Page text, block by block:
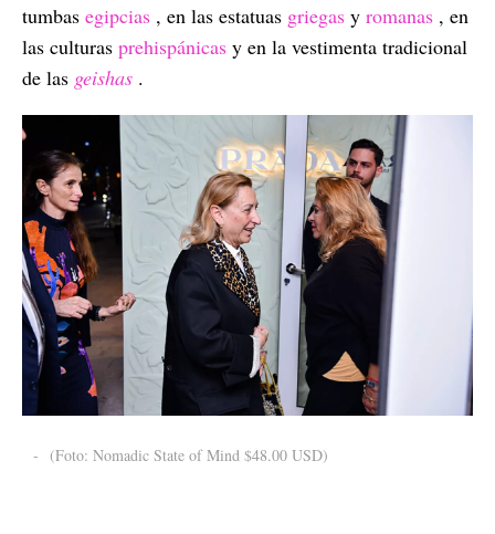
tumbas egipcias , en las estatuas griegas y romanas , en
las culturas prehispánicas y en la vestimenta tradicional
de las geishas .
- (Foto: Nomadic State of Mind $48.00 USD)